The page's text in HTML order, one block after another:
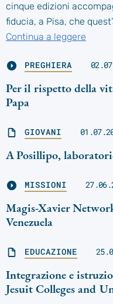
cinque edizioni
fiducia, a Pisa, che
Continua a leggere
PREGHIERA
Per il rispetto della
Papa
GIOVANI
A Posillipo,
MISSIONI
Magis-Xavier
Venezuela
EDUCAZIONE
Integrazione e
Jesuit Colleges and